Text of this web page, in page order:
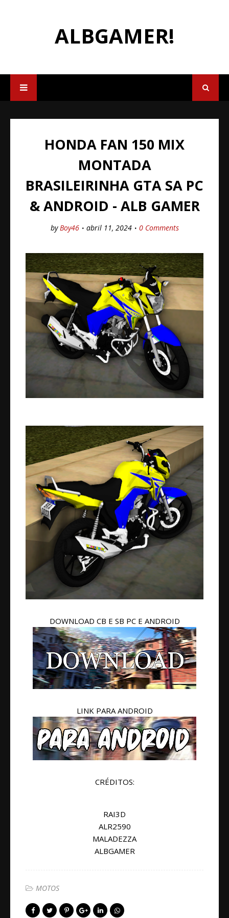
ALBGAMER!
HONDA FAN 150 MIX
MONTADA
BRASILEIRINHA GTA SA PC
& ANDROID - ALB GAMER
by Boy46 abril 11, 2024 0 Comments
DOWNLOAD CB E SB PC E ANDROID
LINK PARA ANDROID
CRÉDITOS:
RAI3D
ALR2590
MALADEZZA
ALBGAMER
MOTOS